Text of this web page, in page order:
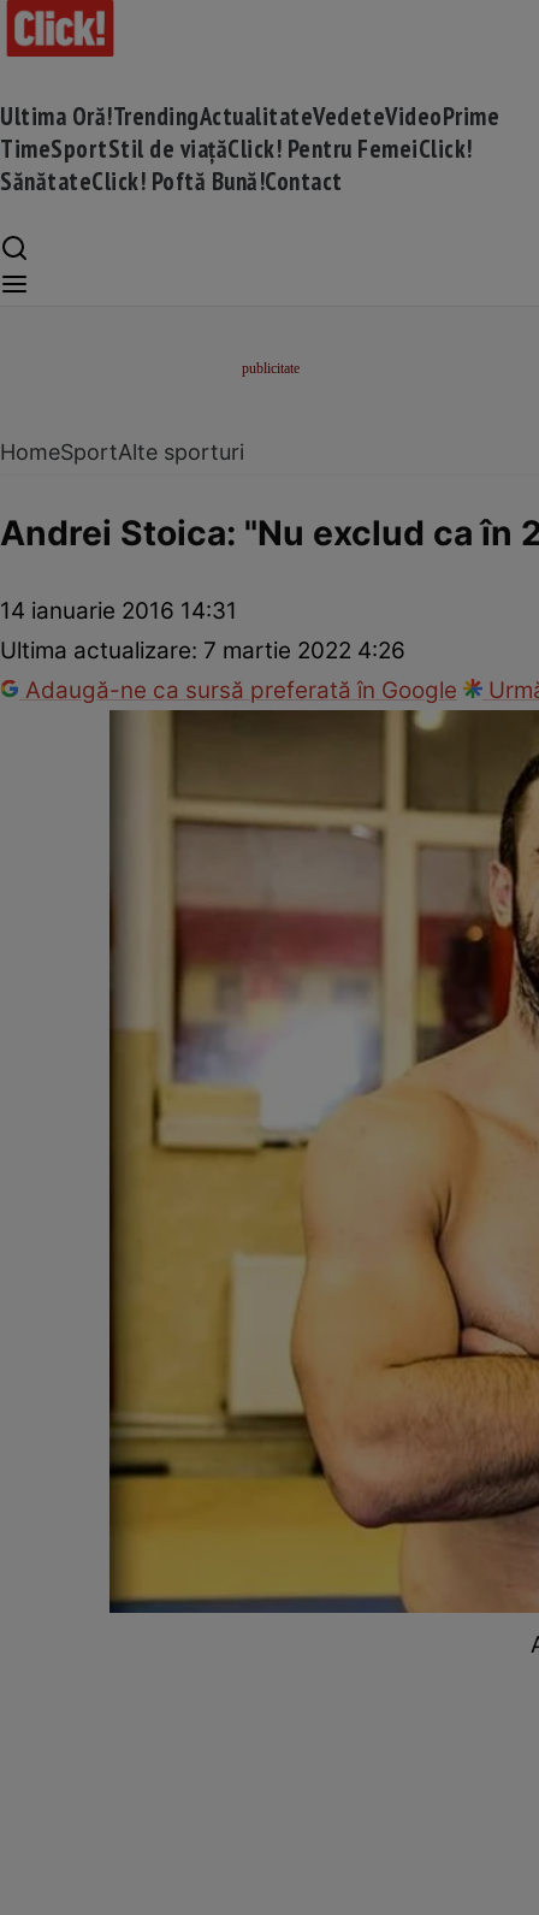
Ultima Oră!TrendingActualitateVedeteVideoPrime
TimeSportStil de viațăClick! Pentru FemeiClick!
SănătateClick! Poftă Bună!Contact
HomeSportAlte sporturi
Andrei Stoica: "Nu exclud ca în
14 ianuarie 2016 14:31
Ultima actualizare: 7 martie 2022 4:26
Adaugă-ne ca sursă preferată în Google